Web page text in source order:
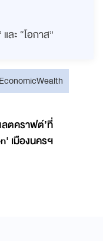
ละ “โอกาส”
EconomicWealth
ลตคราฟต์’ที่
เมืองนครฯ